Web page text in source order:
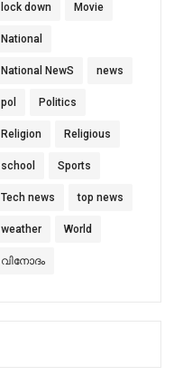
lock down Movie
National
National NewS news
pol Politics
Religion Religious
school Sports
Tech news top news
weather World
വിനോദം